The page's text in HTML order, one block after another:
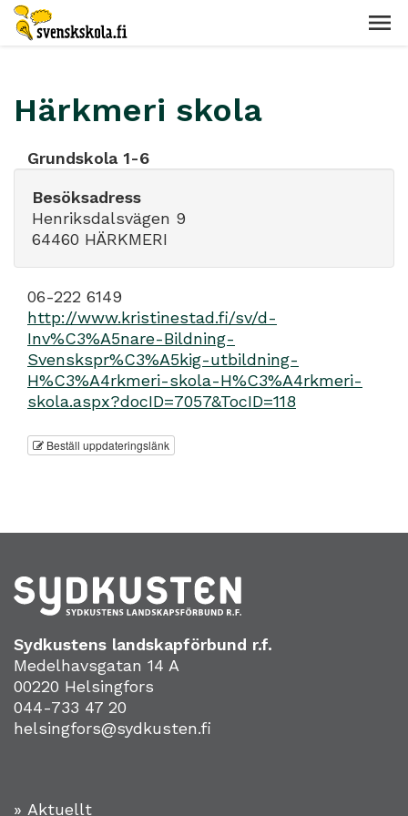
Härkmeri skola
Grundskola 1-6
Besöksadress
Henriksdalsvägen 9
64460 HÄRKMERI
06-222 6149
http://www.kristinestad.fi/sv/d-
Inv%C3%A5nare-Bildning-
Svenskspr%C3%A5kig-utbildning-
H%C3%A4rkmeri-skola-H%C3%A4rkmeri-
skola.aspx?docID=7057&TocID=118
Beställ uppdateringslänk
Sydkustens landskapförbund r.f.
Medelhavsgatan 14 A
00220 Helsingfors
044-733 47 20
helsingfors@sydkusten.fi
» Aktuellt